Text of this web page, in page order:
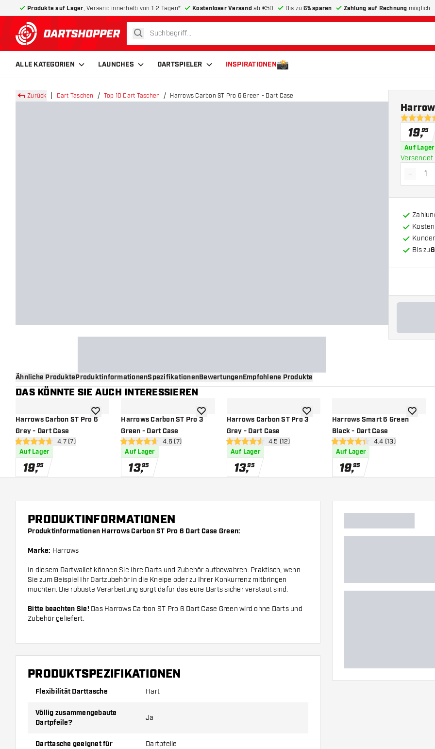
Produkte auf Lager , Versand innerhalb von 1-2 Tagen* Kostenloser Versandab €50 Bis zu6% sparen Zahlung auf Rechnung möglich
zurück zur Startseite
suchen
ALLE KATEGORIEN LAUNCHES DARTSPIELER INSPIRATIONEN
Zurück Dart Taschen Top 10 Dart Taschen Harrows Carbon ST Pro 6 Green - Dart Case
4.6
19,95
Auf Lager
Versendet
-
Bis zu
Ähnliche ProdukteProduktinformationenSpezifikationenBewertungenEmpfohlene Produkte
DAS KÖNNTE SIE AUCH INTERESSIEREN
Harrows Carbon ST Pro 6
Grey - Dart Case
Bewertungsbereich öffnen
4.7 Bewertungssterne
4.7 (7)
Auf Lager
19,95
Zur Wunschliste hinzufügen
Harrows Carbon ST Pro 3
Green - Dart Case
Bewertungsbereich öffnen
4.6 Bewertungssterne
4.6 (7)
Auf Lager
13,95
Zur Wunschliste hinzufügen
Harrows Carbon ST Pro 3
Grey - Dart Case
Bewertungsbereich öffnen
4.5 Bewertungssterne
4.5 (12)
Auf Lager
13,95
Zur Wunschliste hinzufügen
Harrows Smart 6 Green
Black - Dart Case
Bewertungsbereich
4.4 Bewertungssterne
4.4 (13)
Auf Lager
19,95
Zur
PRODUKTINFORMATIONEN
Produktinformationen Harrows Carbon ST Pro 6 Dart Case Green:
Marke: Harrows
In diesem Dartwallet können Sie Ihre Darts und Zubehör aufbewahren. Praktisch, wenn
Sie zum Beispiel Ihr Dartzubehör in die Kneipe oder zu Ihrer Konkurrenz mitbringen
möchten. Die robuste Verarbeitung sorgt dafür das eure Darts sicher verstaut sind.
Bitte beachten Sie! Das Harrows Carbon ST Pro 6 Dart Case Green wird ohne Darts und
Zubehör geliefert.
PRODUKTSPEZIFIKATIONEN
Flexibilität Darttasche Hart
Völlig zusammengebaute
Dartpfeile?
Ja
Darttasche geeignet für Dartpfeile